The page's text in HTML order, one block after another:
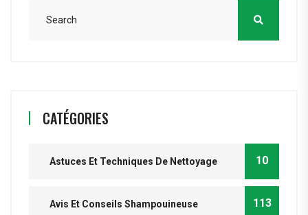
CATÉGORIES
Astuces Et Techniques De Nettoyage 10
Avis Et Conseils Shampouineuse 113